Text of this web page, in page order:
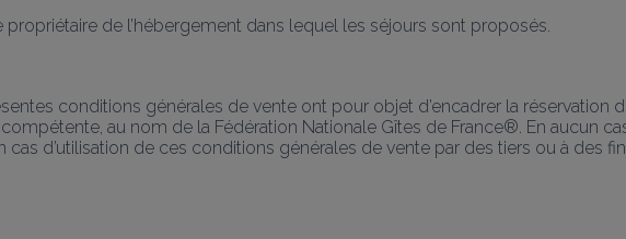
propriétaire de l’hébergement dans lequel les séjours sont proposés.
conditions générales de vente ont pour objet d’encadrer la réservation
au nom de la Fédération Nationale Gîtes de France®. En aucun
cas d’utilisation de ces conditions générales de vente par des tiers ou à des